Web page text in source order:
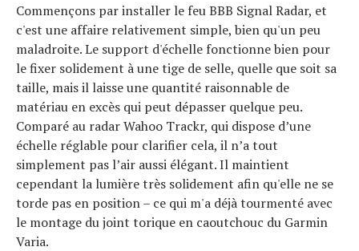
Commençons par installer le feu BBB Signal Radar, et
c'est une affaire relativement simple, bien qu'un peu
maladroite. Le support d'échelle fonctionne bien pour
le fixer solidement à une tige de selle, quelle que soit sa
taille, mais il laisse une quantité raisonnable de
matériau en excès qui peut dépasser quelque peu.
Comparé au radar Wahoo Trackr, qui dispose d’une
échelle réglable pour clarifier cela, il n’a tout
simplement pas l’air aussi élégant. Il maintient
cependant la lumière très solidement afin qu'elle ne se
torde pas en position – ce qui m'a déjà tourmenté avec
le montage du joint torique en caoutchouc du Garmin
Varia.